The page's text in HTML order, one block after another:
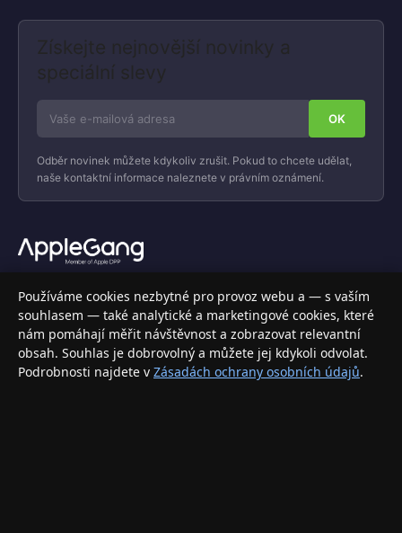
Získejte nejnovější novinky a
speciální slevy
Odběr novinek můžete kdykoliv zrušit. Pokud to chcete udělat,
naše kontaktní informace naleznete v právním oznámení.
Váš specializovaný obchod s Apple produkty, příslušenstvím a
elektronikou. Nakupujte bezpečně a s jistotou.
INFORMACE
Doprava a doručení
Používáme cookies nezbytné pro provoz webu a — s vaším
souhlasem — také analytické a marketingové cookies, které
nám pomáhají měřit návštěvnost a zobrazovat relevantní
obsah. Souhlas je dobrovolný a můžete jej kdykoli odvolat.
Podrobnosti najdete v Zásadách ochrany osobních údajů.